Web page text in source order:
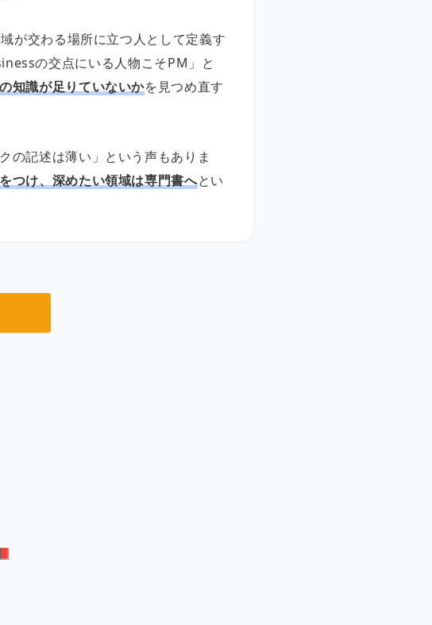
が交わる場所に立つ人として定義す
の交点にいる人物こそPM」と
知識が足りていないかを見つめ直す
の記述は薄い」という声もありま
つけ、深めたい領域は専門書へとい